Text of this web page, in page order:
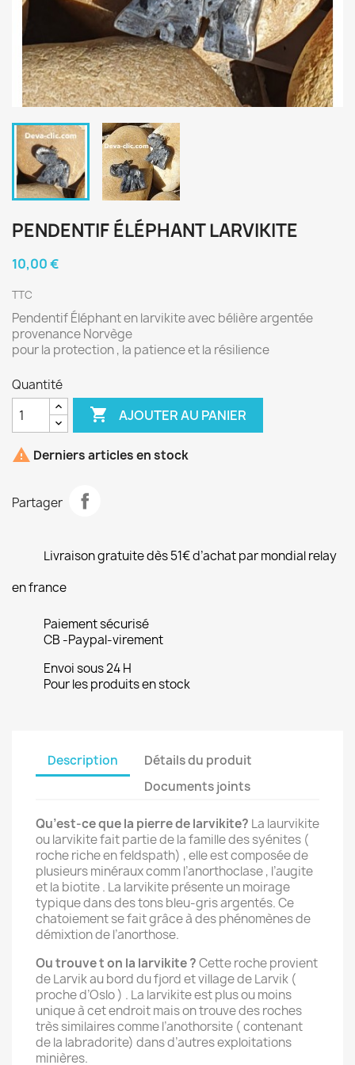
PENDENTIF ÉLÉPHANT LARVIKITE
10,00 €
TTC
Pendentif Éléphant en larvikite avec bélière argentée
provenance Norvège
pour la protection , la patience et la résilience
Quantité
 AJOUTER AU PANIER
 Derniers articles en stock
Partager
Livraison gratuite dès 51€ d’achat par mondial relay
en france
Paiement sécurisé
CB -Paypal-virement
Envoi sous 24 H
Pour les produits en stock
Description
Détails du produit
Documents joints
Qu’est-ce que la pierre de larvikite? La laurvikite
ou larvikite fait partie de la famille des syénites (
roche riche en feldspath) , elle est composée de
plusieurs minéraux comm l’anorthoclase , l’augite
et la biotite . La larvikite présente un moirage
typique dans des tons bleu-gris argentés. Ce
chatoiement se fait grâce à des phénomènes de
démixtion de l’anorthose.
Ou trouve t on la larvikite ?Cette roche provient
de Larvik au bord du fjord et village de Larvik (
proche d’Oslo ) . La larvikite est plus ou moins
unique à cet endroit mais on trouve des roches
très similaires comme l’anothorsite ( contenant
de la labradorite) dans d’autres exploitations
minières.